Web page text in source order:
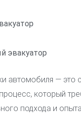
эвакуатор
автомобиля — это
который
подхода и